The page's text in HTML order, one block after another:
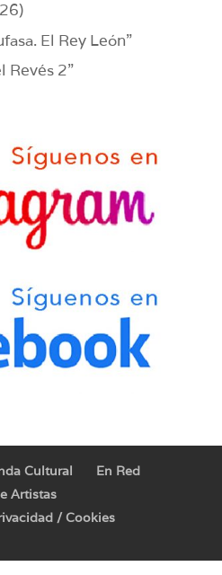
El Rey León”
Revés 2”
Cultural
En Red
Artistas
/ Cookies